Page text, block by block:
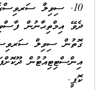
10. ސިވިލް
ދެވޭ އިމްތިޙާނުން
ގޮތުން ސިވިލް
އިންސްޓިޓިއުޓުން
ކޮޕީ.